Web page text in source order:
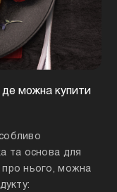
де можна купити
та основа для
про нього, можна